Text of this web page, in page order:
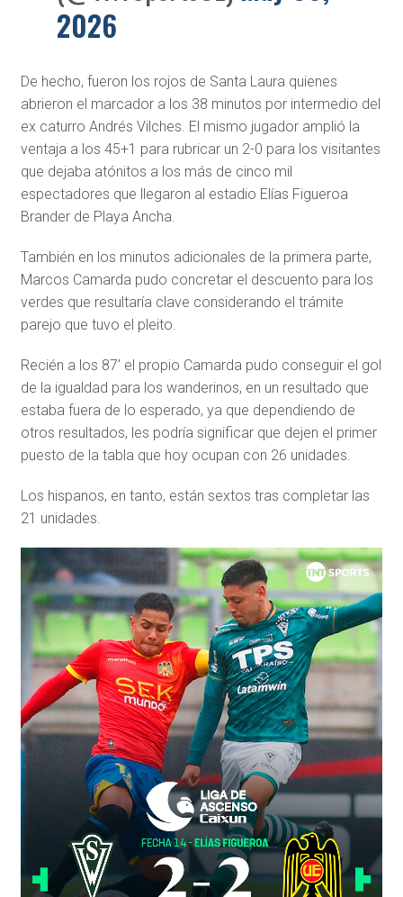
2026
De hecho, fueron los rojos de Santa Laura quienes
abrieron el marcador a los 38 minutos por intermedio del
ex caturro Andrés Vilches. El mismo jugador amplió la
ventaja a los 45+1 para rubricar un 2-0 para los visitantes
que dejaba atónitos a los más de cinco mil
espectadores que llegaron al estadio Elías Figueroa
Brander de Playa Ancha.
También en los minutos adicionales de la primera parte,
Marcos Camarda pudo concretar el descuento para los
verdes que resultaría clave considerando el trámite
parejo que tuvo el pleito.
Recién a los 87′ el propio Camarda pudo conseguir el gol
de la igualdad para los wanderinos, en un resultado que
estaba fuera de lo esperado, ya que dependiendo de
otros resultados, les podría significar que dejen el primer
puesto de la tabla que hoy ocupan con 26 unidades.
Los hispanos, en tanto, están sextos tras completar las
21 unidades.